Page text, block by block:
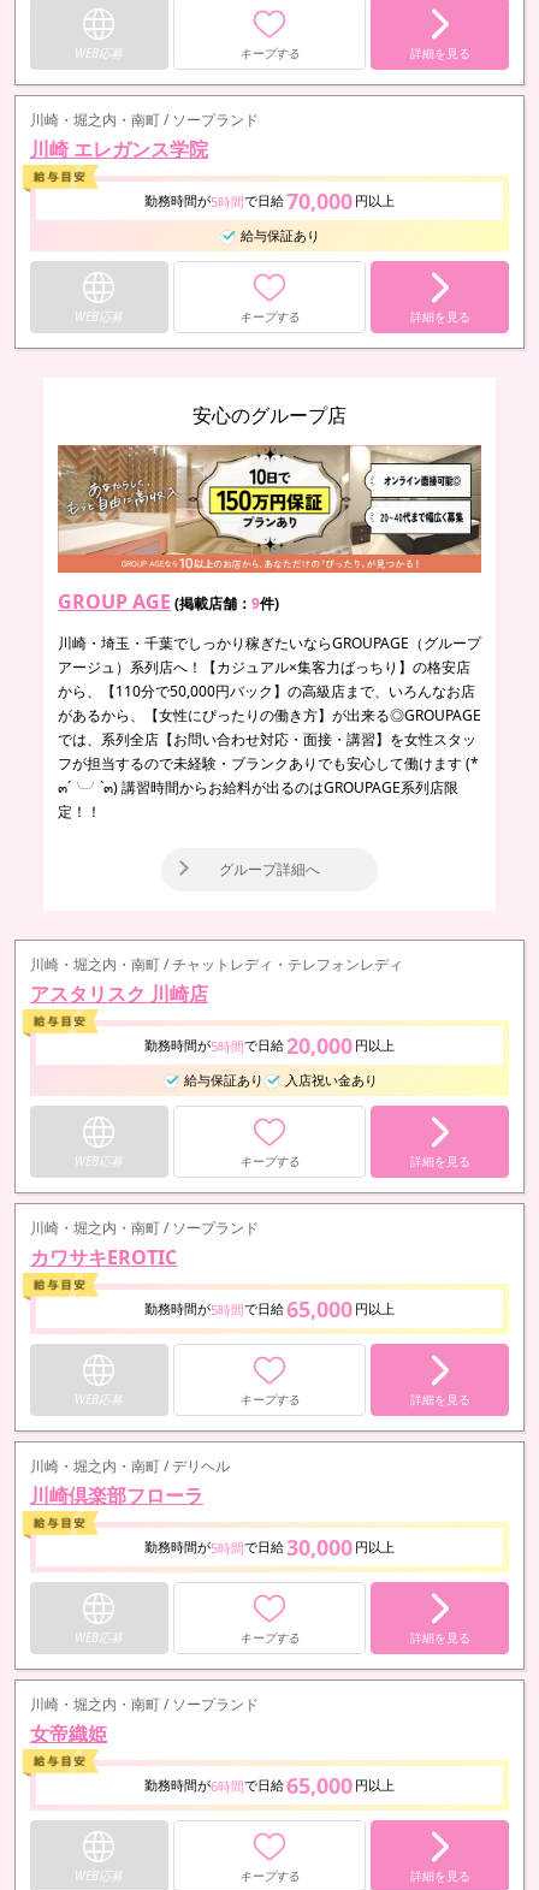
WEB応募 キープする 詳細を見る
川崎・堀之内・南町 / ソープランド
川崎 エレガンス学院
勤務時間が5時間で日給70,000 円以上
給与保証あり
WEB応募 キープする 詳細を見る
安心のグループ店
GROUP AGE (掲載店舗： 9件)
川崎・埼玉・千葉でしっかり稼ぎたいならGROUPAGE（グループ
アージュ）系列店へ！【カジュアル×集客力ばっちり】の格安店
から、【110分で50,000円バック】の高級店まで、いろんなお店
があるから、【女性にぴったりの働き方】が出来る◎GROUPAGE
では、系列全店【お問い合わせ対応・面接・講習】を女性スタッ
フが担当するので未経験・ブランクありでも安心して働けます (*
๓´╰╯`๓) 講習時間からお給料が出るのはGROUPAGE系列店限
定！！
グループ詳細へ
川崎・堀之内・南町 / チャットレディ・テレフォンレディ
アスタリスク 川崎店
勤務時間が5時間で日給20,000 円以上
給与保証あり
入店祝い金あり
WEB応募 キープする 詳細を見る
川崎・堀之内・南町 / ソープランド
カワサキEROTIC
勤務時間が5時間で日給65,000 円以上
WEB応募 キープする 詳細を見る
川崎・堀之内・南町 / デリヘル
川崎倶楽部フローラ
勤務時間が5時間で日給30,000 円以上
WEB応募 キープする 詳細を見る
川崎・堀之内・南町 / ソープランド
女帝織姫
勤務時間が6時間で日給65,000 円以上
WEB応募 キープする 詳細を見る